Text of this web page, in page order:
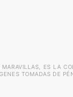
ES LA
TOMADAS DE